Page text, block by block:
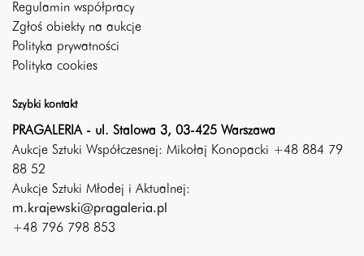
Regulamin współpracy
Zgłoś obiekty na aukcje
Polityka prywatności
Polityka cookies
Szybki kontakt
PRAGALERIA - ul. Stalowa 3, 03-425 Warszawa
Aukcje Sztuki Współczesnej: Mikołaj Konopacki +48 884 79
88 52
Aukcje Sztuki Młodej i Aktualnej:
m.krajewski@pragaleria.pl
+48 796 798 853